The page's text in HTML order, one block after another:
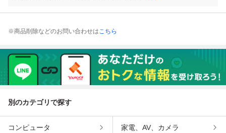
※商品削除などのお問い合わせはこちら
別のカテゴリで探す
コンピュータ 家電、AV、カメラ